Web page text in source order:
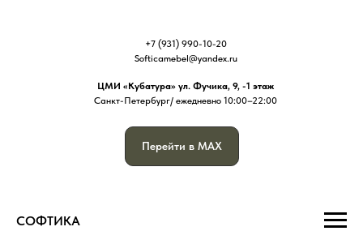
+7 (931) 990-10-20
Softicamebel@yandex.ru
ЦМИ «Кубатура» ул. Фучика, 9, -1 этаж
Санкт-Петербург/ ежедневно 10:00–22:00
Перейти в MAX
СОФТИКА